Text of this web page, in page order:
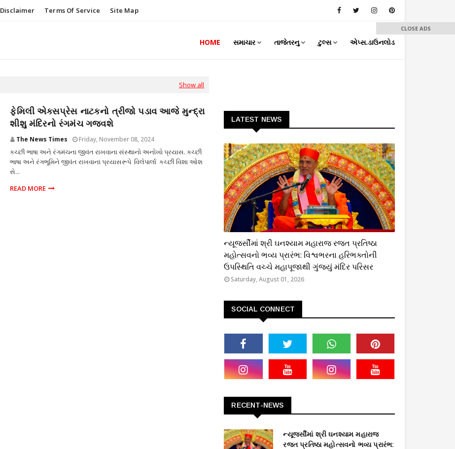
Disclaimer Terms Of Service Site Map
HOME સમાચાર તાજેતરનુ ટુલ્સ એપ્સ.ડાઉનલોડ
Show all
ફેમિલી એક્સપ્રેસ નાટકનો ત્રીજો પડાવ આજે મુન્દ્રા
શીશુ મંદિરનો રંગમંચ ગજવશે
The News Times Friday, November 08, 2024
કચ્છી ભાષા અને રંગમંચના જીવંત રાખવાના સંસ્થાનો અનોખો પ્રયાસ. કચ્છી
ભાષા અને રંગભૂમિને જીવંત રાખવાના પ્રયાસરૂપે વિલેપાર્લા કચ્છી વિશા ઓશ
સે...
READ MORE
CLOSE ADS
LATEST NEWS
ન્યૂજર્સીમાં શ્રી ઘનશ્યામ મહારાજ રજત પ્રતિષ્ઠા
મહોત્સવનો ભવ્ય પ્રારંભ: વિશ્વભરના હરિભક્તોની
ઉપસ્થિતિ વચ્ચે મહાપૂજાથી ગુંજ્યું મંદિર પરિસર
Saturday, August 01, 2026
SOCIAL CONNECT
RECENT-NEWS
ન્યૂજર્સીમાં શ્રી ઘનશ્યામ મહારાજ
રજત પ્રતિષ્ઠા મહોત્સવનો ભવ્ય પ્રારંભ: